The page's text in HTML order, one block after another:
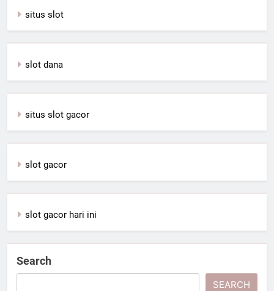
situs slot
slot dana
situs slot gacor
slot gacor
slot gacor hari ini
Search
SEARCH